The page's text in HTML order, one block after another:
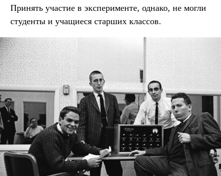
Принять участие в эксперименте, однако, не могли
студенты и учащиеся старших классов.